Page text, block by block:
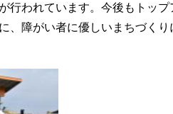
行われています。今後もトップ
、障がい者に優しいまちづくり